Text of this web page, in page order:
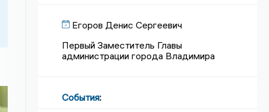
Егоров Денис Сергеевич
Первый Заместитель Главы
администрации города Владимира
События: